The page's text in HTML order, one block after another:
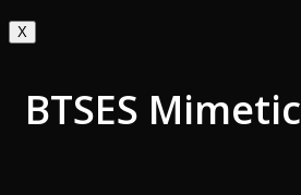
X
BTSES Mimetic